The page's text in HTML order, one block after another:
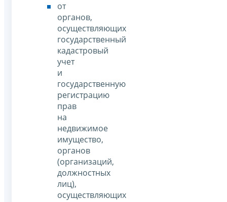
от
органов,
осуществляющих
государственный
кадастровый
учет
и
государственную
регистрацию
прав
на
недвижимое
имущество,
органов
(организаций,
должностных
лиц),
осуществляющих